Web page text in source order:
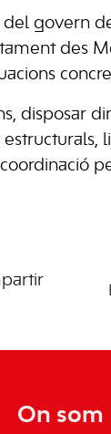
govern
des
disposar
On som